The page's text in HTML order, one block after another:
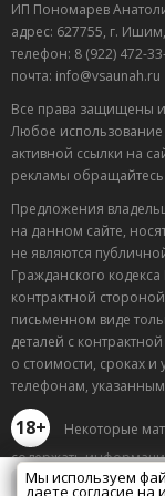
Банщик
ароматный.
Полезный отзыв?
Павел о Сауна
14.06.2026 в 10:57
Отличная сауна.
вежливый.
Полезный отзыв?
9
Сава о Банный
12.06.2026 в 05:29
Отмечали здесь
прошло отлично.
бассейн чистый,
сразу помогли
есть свой
9
ИП Пономарев
адрес: 627755, г.
телефон: 8 (922) 472-
почта: info@vsaunah.ru
Все права защищены
Любое
активной ссылки на
рекламы обращайтесь
Предложения
на данном сайте,
не являются
Гражданского
контрактной
письменном виде
деталей с
о стоимости, сроках
телефонам,
18+
Некоторые
содержать
18 лет.
Мы используем
даете согласие на